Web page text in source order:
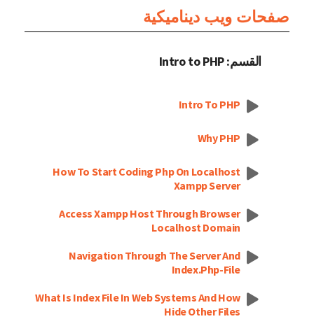
صفحات ويب ديناميكية
القسم: Intro to PHP
Intro To PHP
Why PHP
How To Start Coding Php On Localhost
Xampp Server
Access Xampp Host Through Browser
Localhost Domain
Navigation Through The Server And
Index.php-File
What Is Index File In Web Systems And How
Hide Other Files